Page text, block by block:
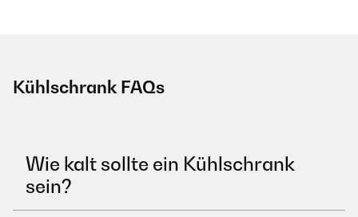
Kühlschrank FAQs
Wie kalt sollte ein Kühlschrank
sein?